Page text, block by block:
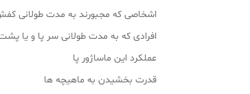
اشخاصی که مجبورند به مدت طولانی
افرادی که به مدت طولانی سر پا و یا
عملکرد این ماساژور پا
قدرت بخشیدن به ماهیچه ها